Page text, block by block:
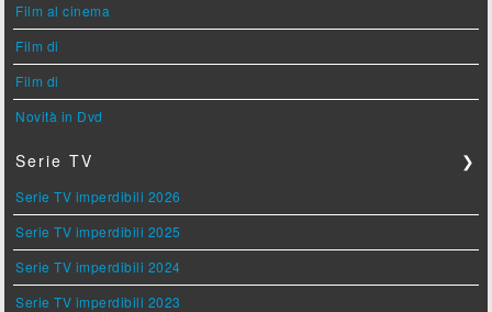
Film al cinema
Film di
Film di
Novità in Dvd
Serie TV ❯
Serie TV imperdibili 2026
Serie TV imperdibili 2025
Serie TV imperdibili 2024
Serie TV imperdibili 2023